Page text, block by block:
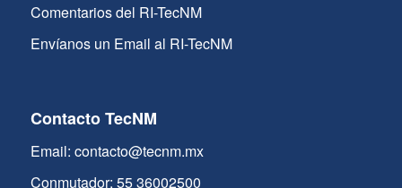
Comentarios del RI-TecNM
Envíanos un Email al RI-TecNM
Contacto TecNM
Email: contacto@tecnm.mx
Conmutador: 55 36002500